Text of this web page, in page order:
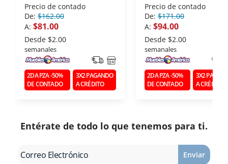
Precio de contado
De: $162.00
A: $81.00
Desde $2.00
semanales
2DA PZA -50%
DE CONTADO
3X2 PAGANDO
A CRÉDITO
Precio de contado
De: $171.00
A: $94.00
Desde $2.00
semanales
2DA PZA -50%
DE CONTADO
3X2
A CRÉDITO
Entérate de todo lo que tenemos para ti.
Enviar